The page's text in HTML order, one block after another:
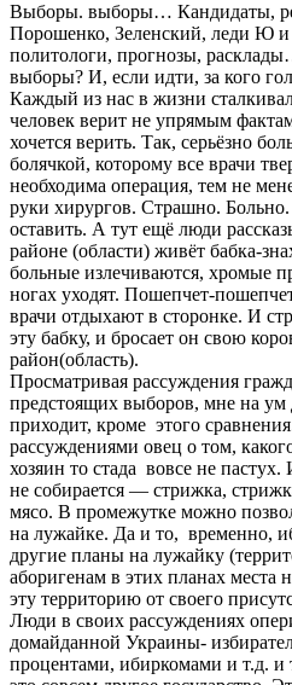
Выборы. выборы… Кандидаты,
Порошенко, Зеленский, леди Ю
политологи, прогнозы,
выборы? И, если идти, за кого
Каждый из нас в жизни
человек верит не упрямым
хочется верить. Так, серьёзно
болячкой, которому все врачи
необходима операция, тем не
руки хирургов. Страшно.
оставить. А тут ещё люди
районе (области) живёт бабка-
больные излечиваются, хромые
ногах уходят. Пошепчет-
врачи отдыхают в сторонке. И
эту бабку, и бросает он свою
район(область).
Просматривая рассуждения
предстоящих выборов, мне на ум
приходит, кроме этого
рассуждениями овец о том,
хозяин то стада вовсе не
не собирается — стрижка,
мясо. В промежутке можно
на лужайке. Да и то, временно,
другие планы на лужайку
аборигенам в этих планах места
эту территорию от своего
Люди в своих рассуждениях
домайданной Украины-
процентами, ибиркомами и т.д.